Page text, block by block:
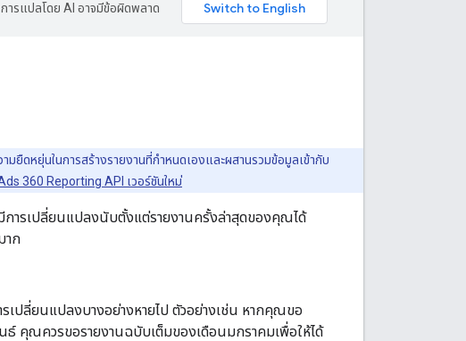
ารแปลโดย AI อาจมีข้อผิดพลาด
ยืดหยุ่นในการสร้างรายงานที่กำหนดเองและผสานรวมข้อมูลเข้ากับ
360 Reporting API เวอร์ชันใหม่
ารเปลี่ยนแปลงนับตั้งแต่รายงานครั้งล่าสุดของคุณได้
าก
ปลี่ยนแปลงบางอย่างหายไป ตัวอย่างเช่น หากคุณขอ
คุณควรขอรายงานฉบับเต็มของเดือนมกราคมเพื่อให้ได้